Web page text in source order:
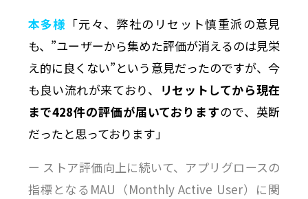
本多様 「元々、弊社のリセット慎重派の意見
も、”ユーザーから集めた評価が消えるのは見栄
え的に良くない”という意見だったのですが、今
も良い流れが来ており、 リセットしてから現在
まで428件の評価が届いておりますので、英断
だったと思っております」
ー ストア評価向上に続いて、アプリグロースの
指標となるMAU（Monthly Active User）に関